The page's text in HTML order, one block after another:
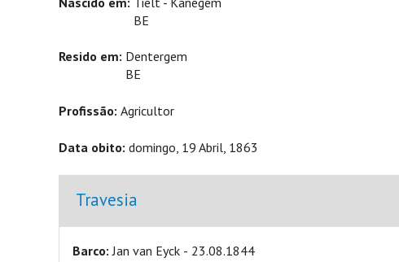
BE
Resido em: Dentergem
BE
Profissão: Agricultor
Data obito: domingo, 19 Abril, 1863
Ocultar
Travesia
Barco:Jan van Eyck - 23.08.1844